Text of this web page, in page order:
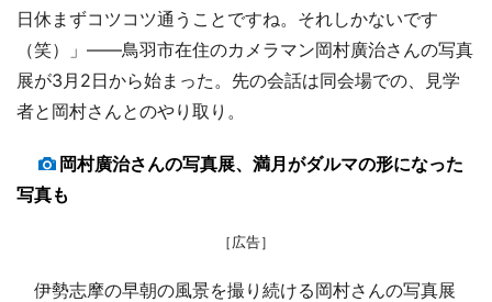
日休まずコツコツ通うことですね。それしかないです
（笑）」――鳥羽市在住のカメラマン岡村廣治さんの写真
展が3月2日から始まった。先の会話は同会場での、見学
者と岡村さんとのやり取り。
岡村廣治さんの写真展、満月がダルマの形になった
写真も
［広告］
伊勢志摩の早朝の風景を撮り続ける岡村さんの写真展